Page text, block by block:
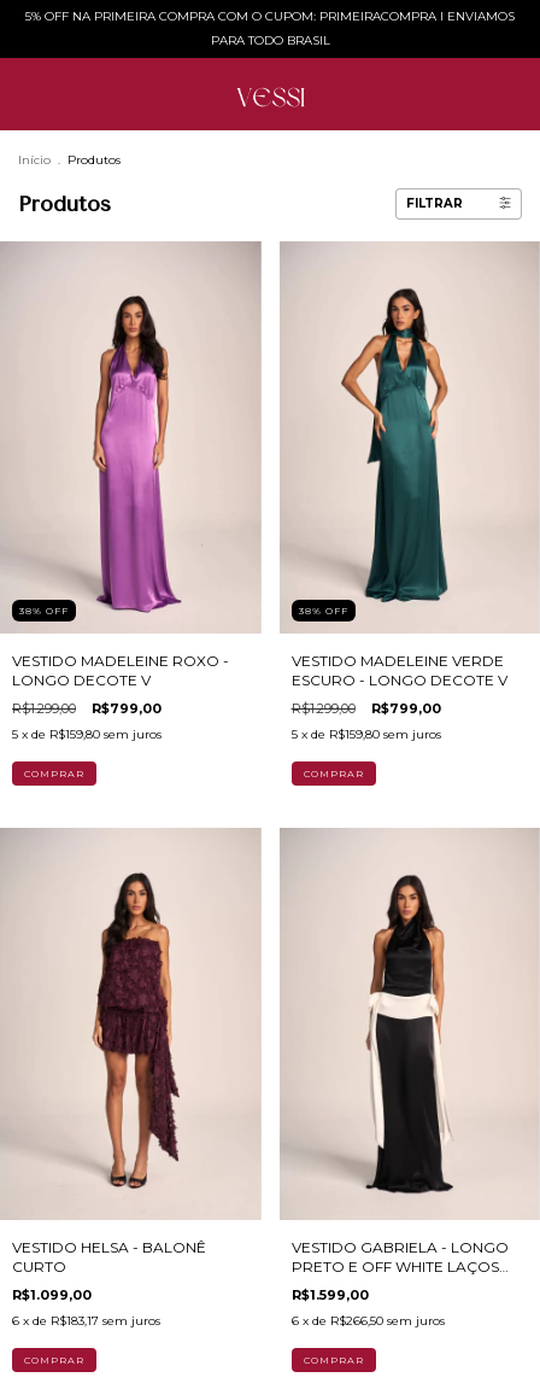
5% OFF NA PRIMEIRA COMPRA COM O CUPOM: PRIMEIRACOMPRA l ENVIAMOS
PARA TODO BRASIL
Início . Produtos
Produtos FILTRAR
38% OFF
VESTIDO MADELEINE ROXO -
LONGO DECOTE V
R$1.299,00 R$799,00
5 x de R$159,80 sem juros
COMPRAR
38% OFF
VESTIDO MADELEINE VERDE
ESCURO - LONGO DECOTE V
R$1.299,00 R$799,00
5 x de R$159,80 sem juros
COMPRAR
VESTIDO HELSA - BALONÊ
CURTO
R$1.099,00
6 x de R$183,17 sem juros
COMPRAR
VESTIDO GABRIELA - LONGO
PRETO E OFF WHITE LAÇOS
LATERAIS
R$1.599,00
6 x de R$266,50 sem juros
COMPRAR